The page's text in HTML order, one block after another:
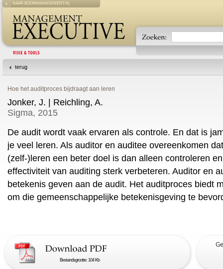
NAAR BOOMMANAGEMENT.NL
terug
Hoe het auditproces bijdraagt aan leren
Jonker, J. | Reichling, A.
Sigma, 2015
De audit wordt vaak ervaren als controle. En dat is
je veel leren. Als auditor en auditee overeenkomen
(zelf-)leren een beter doel is dan alleen controleren en
effectiviteit van auditing sterk verbeteren. Auditor en
betekenis geven aan de audit. Het auditproces biedt
om die gemeenschappelijke betekenisgeving te
Bestandsgrootte: 104 Kb